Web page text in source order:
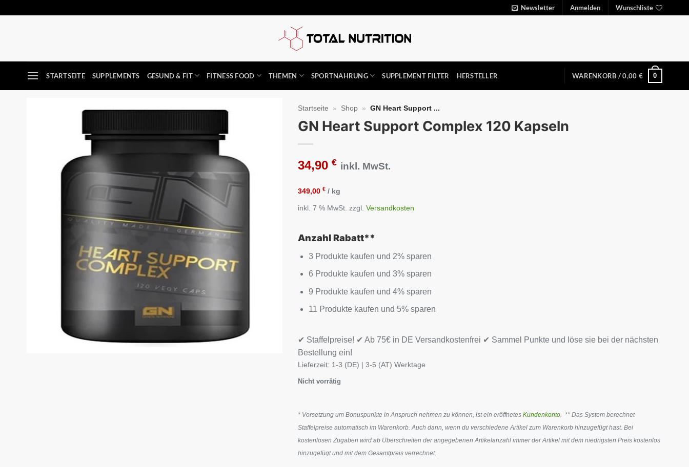
Newsletter Anmelden Wunschliste
STARTSEITE SUPPLEMENTS GESUND & FIT FITNESS FOOD THEMEN SPORTNAHRUNG SUPPLEMENT FILTER HERSTELLER WARENKORB /0,00 € 0
Startseite » Shop » GN Heart Support ...
GN Heart Support Complex 120 Kapseln
34,90€ inkl. MwSt.
349,00€ / kg
inkl. 7 % MwSt. zzgl.Versandkosten
Anzahl Rabatt**
3 Produkte kaufen und 2% sparen
6 Produkte kaufen und 3% sparen
9 Produkte kaufen und 4% sparen
11 Produkte kaufen und 5% sparen
✔ Staffelpreise! ✔ Ab 75€ in DE Versandkostenfrei ✔ Sammel Punkte und löse sie bei der nächsten
Bestellung ein!
Lieferzeit: 1-3 (DE) | 3-5 (AT) Werktage
Nicht vorrätig
* Vorsetzung um Bonuspunkte in Anspruch nehmen zu können, ist ein eröffnetesKundenkonto . ** Das System berechnet
Staffelpreise automatisch im Warenkorb. Auch dann, wenn du verschiedene Artikel zum Warenkorb hinzugefügt hast. Bei
kostenlosen Zugaben wird ab Überschreiten der angegebenen Artikelanzahl immer der Artikel mit dem niedrigsten Preis kostenlos
hinzugefügt und mit dem Gesamtpreis verrechnet.